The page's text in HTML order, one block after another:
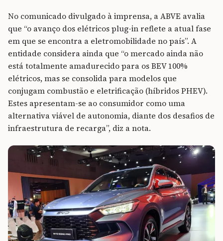
No comunicado divulgado à imprensa, a ABVE avalia
que “o avanço dos elétricos plug-in reflete a atual fase
em que se encontra a eletromobilidade no país”. A
entidade considera ainda que “o mercado ainda não
está totalmente amadurecido para os BEV 100%
elétricos, mas se consolida para modelos que
conjugam combustão e eletrificação (híbridos PHEV).
Estes apresentam-se ao consumidor como uma
alternativa viável de autonomia, diante dos desafios de
infraestrutura de recarga”, diz a nota.